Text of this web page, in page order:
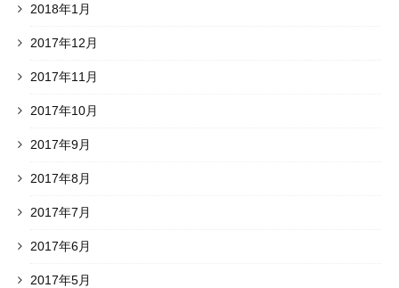
2018年1月
2017年12月
2017年11月
2017年10月
2017年9月
2017年8月
2017年7月
2017年6月
2017年5月